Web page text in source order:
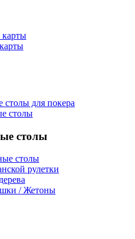
карты
для покера
столы
столы
столы
рулетки
/ Жетоны